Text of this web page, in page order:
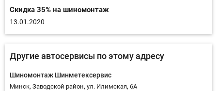
Скидка 35% на шиномонтаж
13.01.2020
Другие автосервисы по этому адресу
Шиномонтаж Шинметексервис
Минск, Заводской район, ул. Илимская, 6А